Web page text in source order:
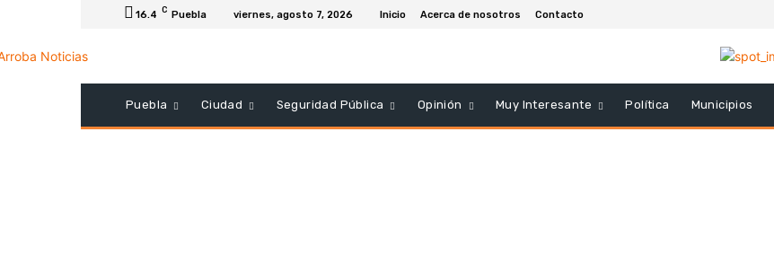
16.4 C Puebla viernes, agosto 7, 2026 Inicio Acerca de nosotros Contacto
Puebla Ciudad Seguridad Pública Opinión Muy Interesante Política Municipios